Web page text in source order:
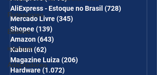
Roteadores
Baseus
iclamper
Adaptadores
CUPONS SÃO VÁLIDOS NO
COMBO
AliExpress - Estoque no Brasil (728)
Mercado Livre(345)
Shopee(139)
Amazon(643)
Kabum(62)
Magazine Luiza (206)
Hardware(1.072)